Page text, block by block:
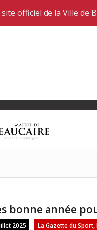
bonne année
2025 La Gazette du Sport,
site officiel de la Ville de